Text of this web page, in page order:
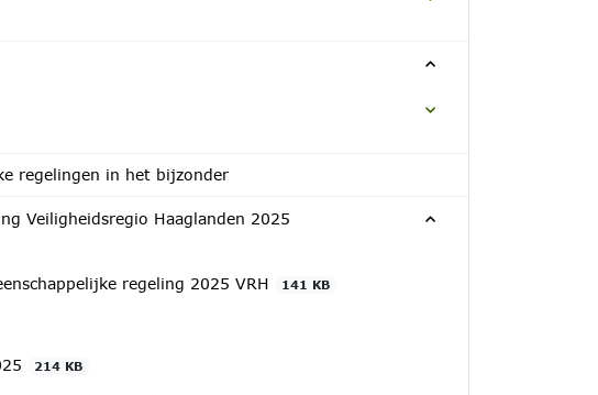
regelingen in het bijzonder
Veiligheidsregio Haaglanden 2025
regeling 2025 VRH
141 KB
214 KB